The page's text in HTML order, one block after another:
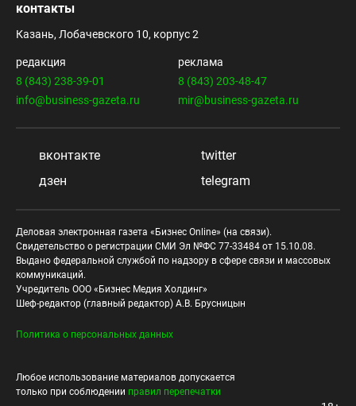
контакты
Казань, Лобачевского 10, корпус 2
редакция
8 (843) 238-39-01
info@business-gazeta.ru
реклама
8 (843) 203-48-47
mir@business-gazeta.ru
вконтакте
twitter
дзен
telegram
Деловая электронная газета «Бизнес Online» (на связи).
Свидетельство о регистрации СМИ Эл №ФС 77-33484 от 15.10.08.
Выдано федеральной службой по надзору в сфере связи и массовых
коммуникаций.
Учредитель ООО «Бизнес Медия Холдинг»
Шеф-редактор (главный редактор) А.В. Брусницын
Политика о персональных данных
Любое использование материалов допускается
только при соблюдении правил перепечатки